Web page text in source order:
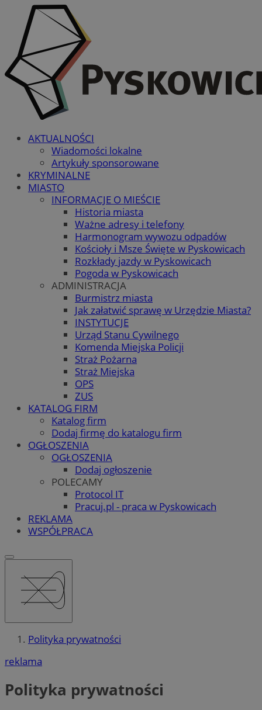
AKTUALNOŚCI
Wiadomości lokalne
Artykuły sponsorowane
KRYMINALNE
MIASTO
INFORMACJE O MIEŚCIE
Historia miasta
Ważne adresy i telefony
Harmonogram wywozu odpadów
Kościoły i Msze Święte w Pyskowicach
Rozkłady jazdy w Pyskowicach
Pogoda w Pyskowicach
ADMINISTRACJA
Burmistrz miasta
Jak załatwić sprawę w Urzędzie Miasta?
INSTYTUCJE
Urząd Stanu Cywilnego
Komenda Miejska Policji
Straż Pożarna
Straż Miejska
OPS
ZUS
KATALOG FIRM
Katalog firm
Dodaj firmę do katalogu firm
OGŁOSZENIA
OGŁOSZENIA
Dodaj ogłoszenie
POLECAMY
Protocol IT
Pracuj.pl - praca w Pyskowicach
REKLAMA
WSPÓŁPRACA
Polityka prywatności
reklama
Polityka prywatności